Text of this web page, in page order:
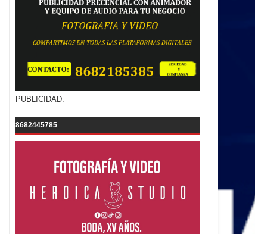
PUBLICIDAD.
8682445785